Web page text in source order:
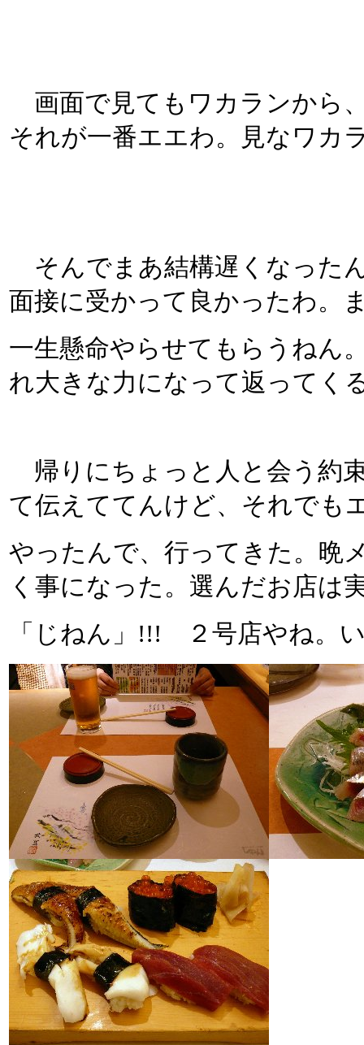
画面で見てもワカランから
それが一番エエわ。見なワカ
そんでまあ結構遅くなった
面接に受かって良かったわ。
一生懸命やらせてもらうねん
れ大きな力になって返ってく
帰りにちょっと人と会う約
て伝えててんけど、それでも
やったんで、行ってきた。晩
く事になった。選んだお店は
「じねん」!!! ２号店やね。